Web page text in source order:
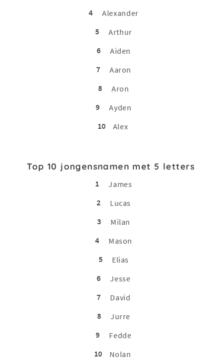
4
Alexander
5
Arthur
6
Aiden
7
Aaron
8
Aron
9
Ayden
10
Alex
Top 10 jongensnamen met 5 letters
1
James
2
Lucas
3
Milan
4
Mason
5
Elias
6
Jesse
7
David
8
Jurre
9
Fedde
10
Nolan